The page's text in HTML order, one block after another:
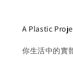
A Plastic
你生活中的實